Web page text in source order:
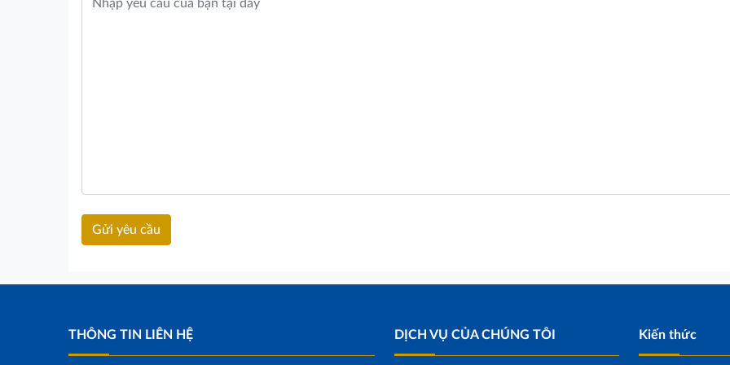
THÔNG TIN LIÊN HỆ DỊCH VỤ CỦA CHÚNG TÔI Kiến thức